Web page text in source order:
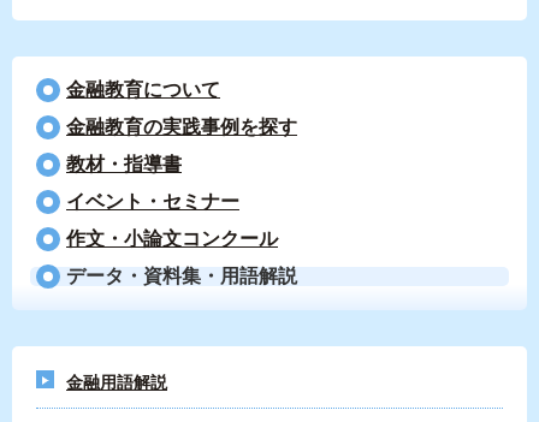
金融教育について
⾦融教育の実践事例を探す
教材・指導書
イベント・セミナー
作文・小論文コンクール
データ・資料集・用語解説
金融用語解説